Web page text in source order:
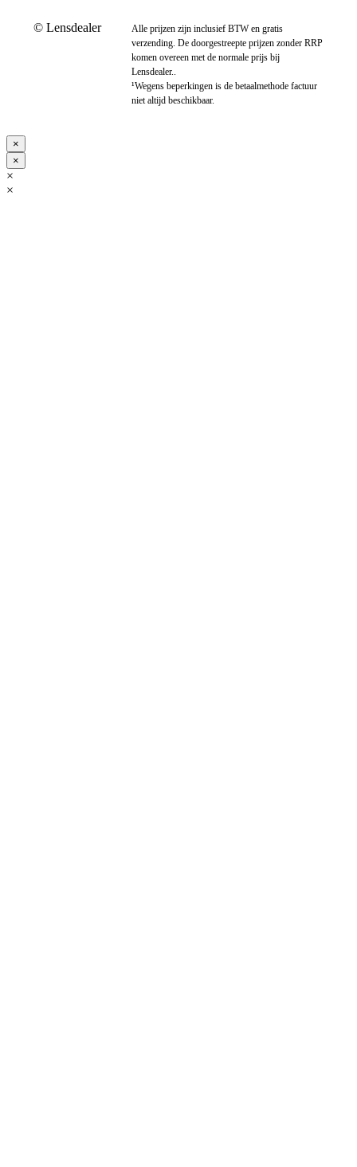
© Lensdealer
Alle prijzen zijn inclusief BTW en gratis
verzending. De doorgestreepte prijzen zonder RRP
komen overeen met de normale prijs bij
Lensdealer..
¹Wegens beperkingen is de betaalmethode factuur
niet altijd beschikbaar.
×
×
×
×